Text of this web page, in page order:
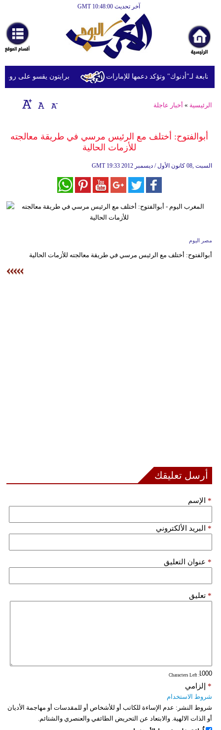
آخر تحديث GMT 10:48:00
أخبارعاجلة
رياضة
ثقافة
إقتصاد
وموسيقى
سياحة
أخبار
مدوَّنات
أبراج
سيارات
برايتون يقسو على روما لـ"أدنوك" وتؤكد دعمها للإمارات
الرئيسية » أخبار عاجلة
أبوالفتوح: أختلف مع الرئيس مرسي في طريقة معالجته
للأزمات الحالية
GMT 19:33 2012 السبت ,08 كانون الأول / ديسمبر
مصر اليوم
أبوالفتوح: أختلف مع الرئيس مرسي في طريقة معالجته للأزمات الحالية
أرسل تعليقك
الإسم *
البريد الألكتروني *
عنوان التعليق *
تعليق *
: Characters Left
إلزامي *
شروط الاستخدام
شروط النشر: عدم الإساءة للكاتب أو للأشخاص أو للمقدسات أو مهاجمة الأديان
أو الذات الالهية. والابتعاد عن التحريض الطائفي والعنصري والشتائم.